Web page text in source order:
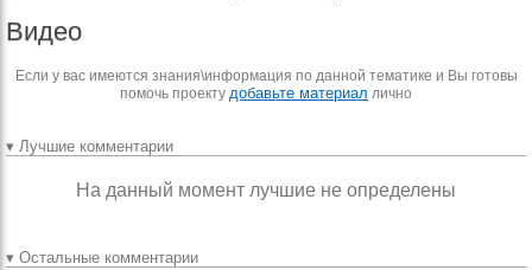
Видео
Если у вас имеются знания\информация по данной тематике и Вы готовы
помочь проекту добавьте материал лично
▾ Лучшие комментарии
На данный момент лучшие не определены
▾ Остальные комментарии